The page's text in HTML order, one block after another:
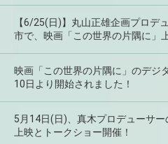
【6/25(日)】丸山正雄企画プロデ
市で、映画「この世界の片隅に」
映画「この世界の片隅に」のデジ
10日より開始されました！
5月14日(日)、真木プロデューサ
上映とトークショー開催！